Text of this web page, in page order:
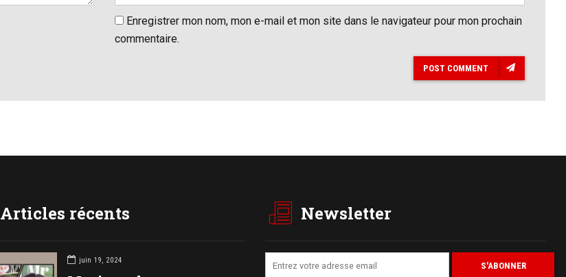
Enregistrer mon nom, mon e-mail et mon site dans le navigateur pour mon prochain
commentaire.
POST COMMENT
Articles récents
juin 19, 2024
Newsletter